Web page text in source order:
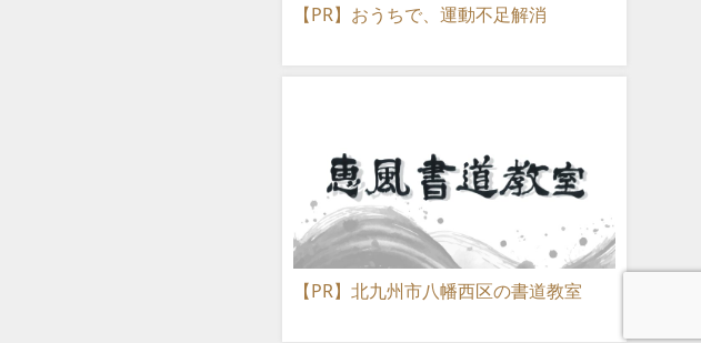
【PR】おうちで、運動不足解消
【PR】北九州市八幡西区の書道教室